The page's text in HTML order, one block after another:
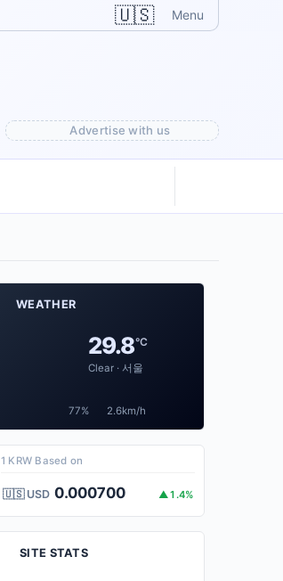
🇺🇸 Menu
Advertise with us
WEATHER
29.8°C
Clear · 서울
77% 2.6km/h
1 KRW Based on
🇺🇸 USD 0.000700 ▲1.4%
SITE STATS